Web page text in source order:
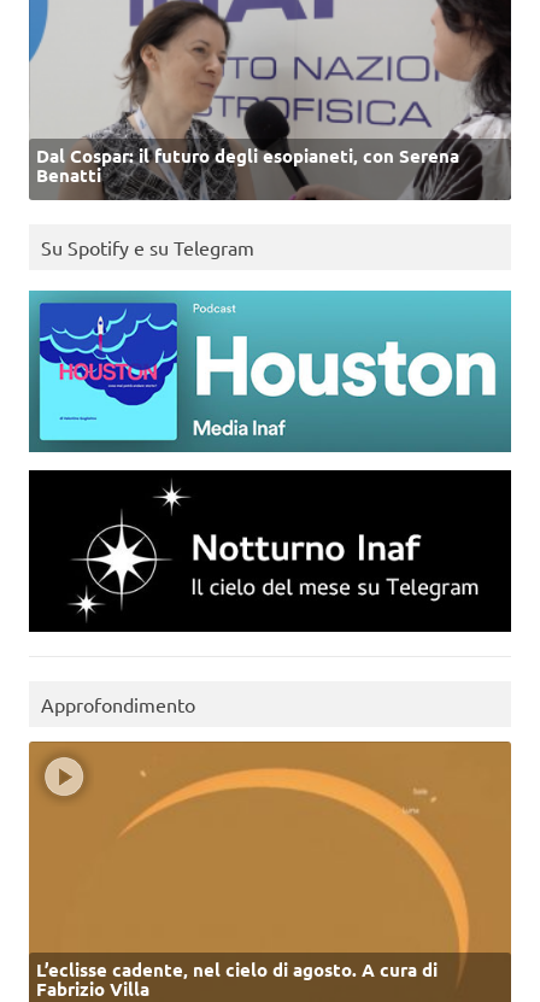
Dal Cospar: il futuro degli esopianeti, con Serena
Benatti
Su Spotify e su Telegram
Approfondimento
L’eclisse cadente, nel cielo di agosto. A cura di
Fabrizio Villa